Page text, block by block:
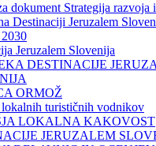
dokument Strategija razvoja
Destinaciji Jeruzalem
Jeruzalem Slovenija
DESTINACIJE
ORMOŽ
lokalnih turističnih vodnikov
LOKALNA KAKOVOST
JERUZALEM